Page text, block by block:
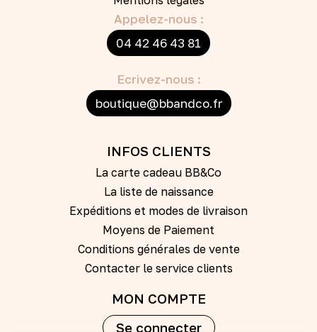
Appelez-nous :
04 42 46 43 81
Ecrivez-nous :
boutique@bbandco.fr
INFOS CLIENTS
La carte cadeau BB&Co
La liste de naissance
Expéditions et modes de livraison
Moyens de Paiement
Conditions générales de vente
Contacter le service clients
MON COMPTE
Se connecter